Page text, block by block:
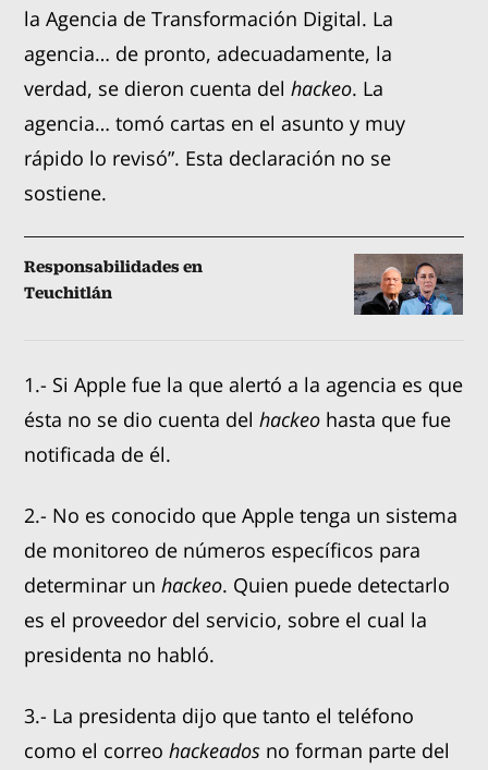
la Agencia de Transformación Digital. La
agencia… de pronto, adecuadamente, la
verdad, se dieron cuenta del hackeo. La
agencia… tomó cartas en el asunto y muy
rápido lo revisó”. Esta declaración no se
sostiene.
Responsabilidades en
Teuchitlán
1.- Si Apple fue la que alertó a la agencia es que
ésta no se dio cuenta delhackeo hasta que fue
notificada de él.
2.- No es conocido que Apple tenga un sistema
de monitoreo de números específicos para
determinar unhackeo. Quien puede detectarlo
es el proveedor del servicio, sobre el cual la
presidenta no habló.
3.- La presidenta dijo que tanto el teléfono
como el correo hackeados no forman parte del